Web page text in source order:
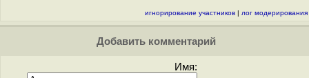
игнорирование участников | лог модерирования
Добавить комментарий
Имя: